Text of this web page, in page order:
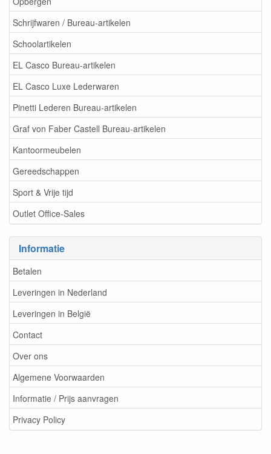
Schrijfwaren / Bureau-artikelen
Schoolartikelen
EL Casco Bureau-artikelen
EL Casco Luxe Lederwaren
Pinetti Lederen Bureau-artikelen
Graf von Faber Castell Bureau-artikelen
Kantoormeubelen
Gereedschappen
Sport & Vrije tijd
Outlet Office-Sales
Informatie
Betalen
Leveringen in Nederland
Leveringen in België
Contact
Over ons
Algemene Voorwaarden
Informatie / Prijs aanvragen
Privacy Policy